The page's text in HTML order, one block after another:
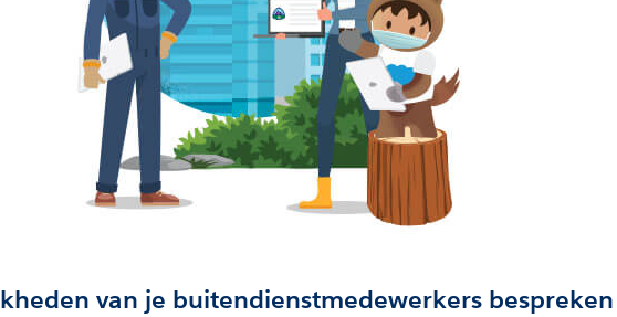
van je buitendienstmedewerkers bespreken